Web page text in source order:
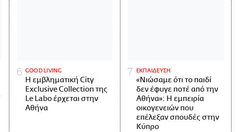
GOOD LIVING
Η εμβληματική City
Exclusive Collection της
Le Labo έρχεται στην
Αθήνα
ΕΚΠΑΙΔΕΥΣΗ
«Νιώσαμε ότι το παιδί
δεν έφυγε ποτέ από την
Αθήνα»: Η εμπειρία
οικογενειών που
επέλεξαν σπουδές στην
Κύπρο